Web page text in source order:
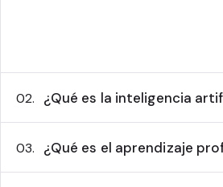
02. ¿Qué es la inteligencia
03. ¿Qué es el aprendizaje